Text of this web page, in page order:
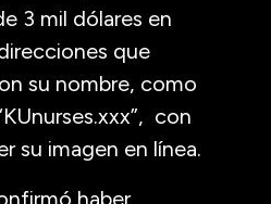
3 mil dólares en
que
su nombre, como
con
su imagen en línea.
haber